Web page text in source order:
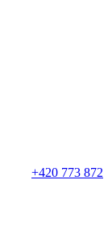
+420 773 872